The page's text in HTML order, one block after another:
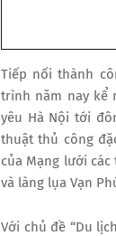
Tiếp nối thành
trình năm nay kể
yêu Hà Nội tới
thuật thủ công
của Mạng lưới
và làng lụa Vạn
Với chủ đề “Du